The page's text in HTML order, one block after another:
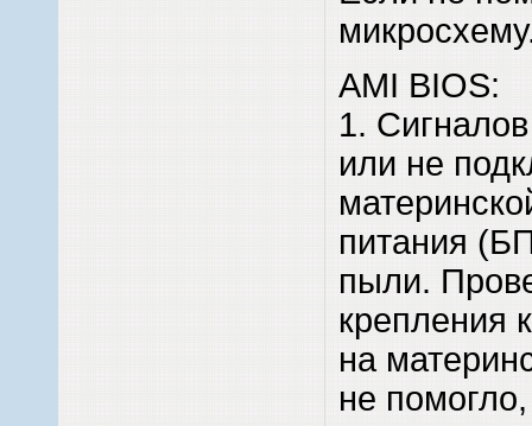
AMI BIOS:
1.
или не
питания
пыли.
крепления
на
не